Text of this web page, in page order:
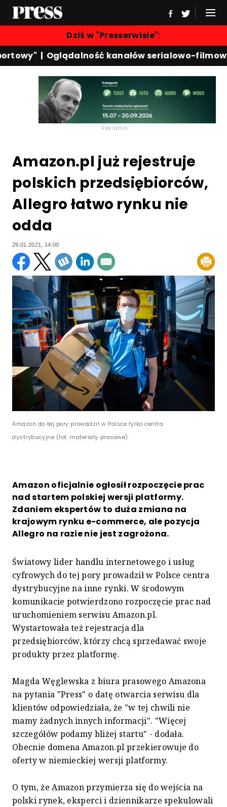
Dziś w "Presserwisie":
|Oglądalność kanałów serialowo-
Reklama
Amazon.pl już rejestruje
polskich przedsiębiorców,
Allegro łatwo rynku nie
odda
29.01.2021, 14:00
Amazon do tej pory prowadził w Polsce tylko centra
dystrybucyjne (fot. materiały prasowe)
Amazon oficjalnie ogłosił rozpoczęcie prac
nad startem polskiej wersji platformy.
Zdaniem ekspertów to duża zmiana na
krajowym rynku e-commerce, ale pozycja
Allegro na razie nie jest zagrożona.
Światowy lider handlu internetowego i usług
cyfrowych do tej pory prowadził w Polsce centra
dystrybucyjne na inne rynki. W środowym
komunikacie potwierdzono rozpoczęcie prac nad
uruchomieniem serwisu Amazon.pl.
Wystartowała też rejestracja dla
przedsiębiorców, którzy chcą sprzedawać swoje
produkty przez platformę.
Magda Węglewska z biura prasowego Amazona
na pytania "Press" o datę otwarcia serwisu dla
klientów odpowiedziała, że "w tej chwili nie
mamy żadnych innych informacji". "Więcej
szczegółów podamy bliżej startu" - dodała.
Obecnie domena Amazon.pl przekierowuje do
oferty w niemieckiej wersji platformy.
O tym, że Amazon przymierza się do wejścia na
polski rynek, eksperci i dziennikarze spekulowali